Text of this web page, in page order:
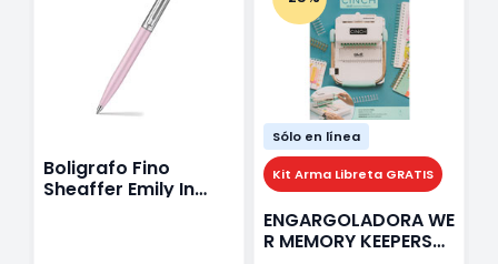
Boligrafo Fino
Sheaffer Emily In
Sólo en línea
Kit Arma Libreta GRATIS
ENGARGOLADORA WE
R MEMORY KEEPERS